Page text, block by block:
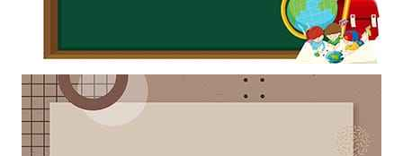
Khung ảnh nền powerpoint với chiếc bảng dạy học trang trí quả địa